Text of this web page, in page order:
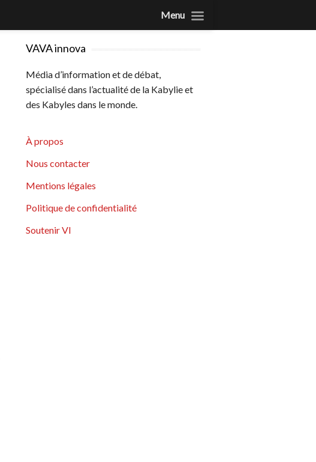
VAVA innova
Média d’information et de débat,
spécialisé dans l’actualité de la Kabylie et
des Kabyles dans le monde.
À propos
Nous contacter
Mentions légales
Politique de confidentialité
Soutenir VI
Menu